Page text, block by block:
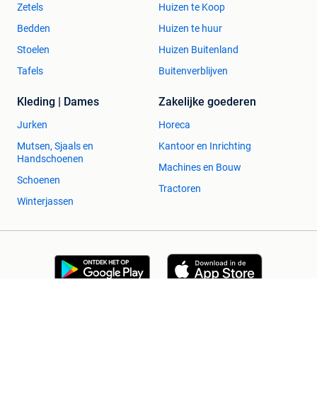
Zetels
Bedden
Stoelen
Tafels
Huizen te Koop
Huizen te huur
Huizen Buitenland
Buitenverblijven
Kleding | Dames
Jurken
Mutsen, Sjaals en
Handschoenen
Schoenen
Winterjassen
Zakelijke goederen
Horeca
Kantoor en Inrichting
Machines en Bouw
Tractoren